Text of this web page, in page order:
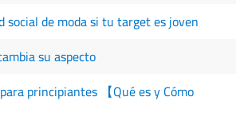
social de moda si tu target es joven
su aspecto
principiantes 【Qué es y Cómo